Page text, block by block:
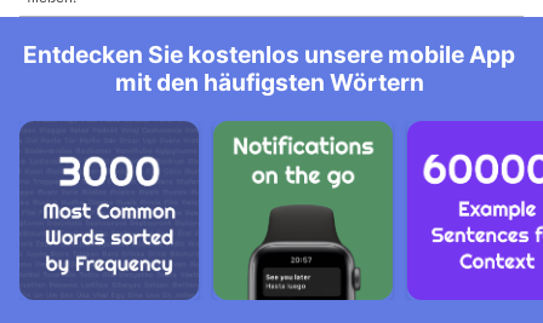
Entdecken Sie kostenlos unsere mobile App
mit den häufigsten Wörtern